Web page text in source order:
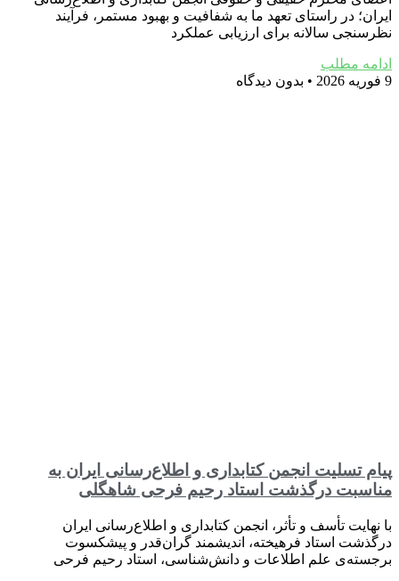
ایران؛ در راستای تعهد ما به شفافیت و بهبود مستمر، فرآیند
نظرسنجی سالانه برای ارزیابی عملکرد
ادامه مطلب
9 فوریه 2026
بدون دیدگاه
پیام تسلیت انجمن کتابداری و اطلاع‌رسانی ایران به
مناسبت درگذشت استاد رحیم فرحی شاهگلی
با نهایت تأسف و تأثر، انجمن کتابداری و اطلاع‌رسانی ایران
درگذشت استاد فرهیخته، اندیشمند گران‌قدر و پیشکسوت
برجسته‌ی علم اطلاعات و دانش‌شناسی، استاد رحیم فرحی